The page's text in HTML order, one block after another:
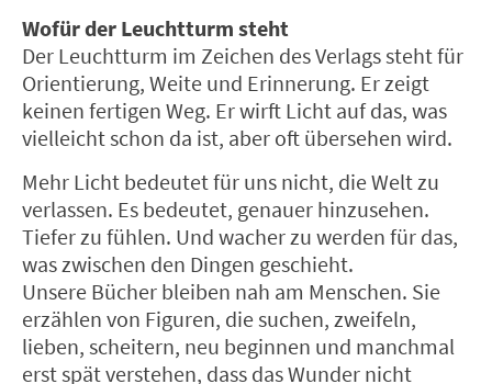
Wofür der Leuchtturm steht
Der Leuchtturm im Zeichen des Verlags steht für
Orientierung, Weite und Erinnerung. Er zeigt
keinen fertigen Weg. Er wirft Licht auf das, was
vielleicht schon da ist, aber oft übersehen wird.
Mehr Licht bedeutet für uns nicht, die Welt zu
verlassen. Es bedeutet, genauer hinzusehen.
Tiefer zu fühlen. Und wacher zu werden für das,
was zwischen den Dingen geschieht.
Unsere Bücher bleiben nah am Menschen. Sie
erzählen von Figuren, die suchen, zweifeln,
lieben, scheitern, neu beginnen und manchmal
erst spät verstehen, dass das Wunder nicht